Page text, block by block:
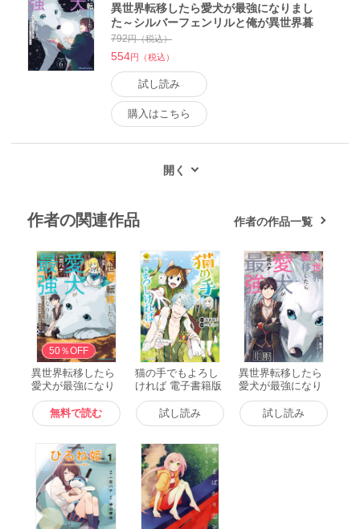
異世界転移したら愛犬が最強になりまし
た～シルバーフェンリルと俺が異世界暮
らしを始めたら～ THE COMIC 6【電子
もふもふ特典付き】【LINEマンガ・eb
ookjapan限定特典付】 電子書籍版
792円（税込）
554円（税込）
試し読み
購入はこちら
作者の関連作品 作者の作品一覧
無料
50％OFF
異世界転移したら
愛犬が最強になり
ました ～シルバー
フェンリルと俺が
異世界暮らしを始
MIC 1【電子限定
もふもふ特典付
き】 電子書籍版
無料で読む
猫の手でもよろし
ければ 電子書籍版
試し読み
異世界転移したら
愛犬が最強になり
ました～シルバー
フェンリルと俺が
異世界暮らしを始
試し読み